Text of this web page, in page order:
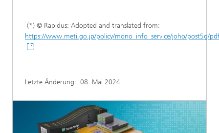
(*) © Rapidus: Adopted and translated from:
https://www.meti.go.jp/policy/mono_info_service/joho/post5g/
Letzte Änderung: 08. Mai 2024